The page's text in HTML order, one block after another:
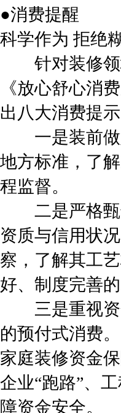
●消费提醒
科学作为 拒绝
针对装修领
《放心舒心消
出八大消费提
一是装前做
地方标准，了
程监督。
二是严格甄
资质与信用状
察，了解其工
好、制度完善的
三是重视资
的预付式消费
家庭装修资金
企业“跑路”、
障资金安全。